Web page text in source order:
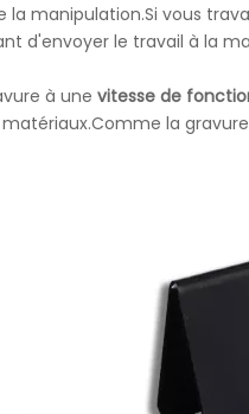
manipulation.Si vous
d'envoyer le travail à la
à une vitesse de
la